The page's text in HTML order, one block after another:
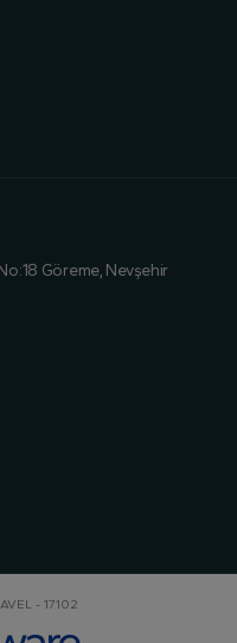
Göreme, Nevşehir
- 17102